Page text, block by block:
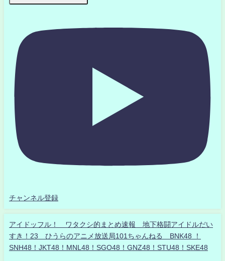
チャンネル登録
アイドッフル！ ワタクシ的まとめ速報 地下格闘アイドルだい
すき！23 ひうらのアニメ放送局101ちゃんねる BNK48 ！
SNH48！JKT48！MNL48！SGO48！GNZ48！STU48！SKE48